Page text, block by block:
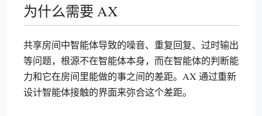
为什么需要 AX
共享房间中智能体导致的噪音、重复回复、过时输出
等问题，根源不在智能体本身，而在智能体的判断能
力和它在房间里能做的事之间的差距。AX 通过重新
设计智能体接触的界面来弥合这个差距。